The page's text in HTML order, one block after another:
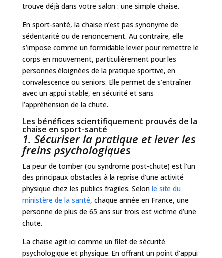
trouve déjà dans votre salon : une simple chaise.
En sport-santé, la chaise n’est pas synonyme de
sédentarité ou de renoncement. Au contraire, elle
s’impose comme un formidable levier pour remettre le
corps en mouvement, particulièrement pour les
personnes éloignées de la pratique sportive, en
convalescence ou seniors. Elle permet de s’entraîner
avec un appui stable, en sécurité et sans
l’appréhension de la chute.
Les bénéfices scientifiquement prouvés de la
chaise en sport-santé
1. Sécuriser la pratique et lever les
freins psychologiques
La peur de tomber (ou syndrome post-chute) est l’un
des principaux obstacles à la reprise d’une activité
physique chez les publics fragiles. Selon le site du
ministère de la santé, chaque année en France, une
personne de plus de 65 ans sur trois est victime d’une
chute.
La chaise agit ici comme un filet de sécurité
psychologique et physique. En offrant un point d’appui